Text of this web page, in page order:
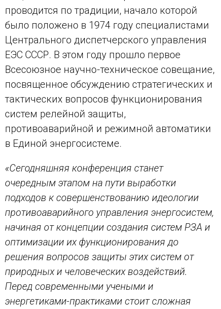
проводится по традиции, начало которой
было положено в 1974 году специалистами
Центрального диспетчерского управления
ЕЭС СССР. В этом году прошло первое
Всесоюзное научно-техническое совещание,
посвященное обсуждению стратегических и
тактических вопросов функционирования
систем релейной защиты,
противоаварийной и режимной автоматики
в Единой энергосистеме.
«Сегодняшняя конференция станет
очередным этапом на пути выработки
подходов к совершенствованию идеологии
противоаварийного управления энергосистем,
начиная от концепции создания систем РЗА и
оптимизации их функционирования до
решения вопросов защиты этих систем от
природных и человеческих воздействий.
Перед современными учеными и
энергетиками-практиками стоит сложная